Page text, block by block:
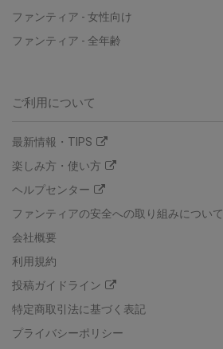
ファンティア - 女性向け
ファンティア - 全年齢
ご利用について
最新情報・TIPS
楽しみ方・使い方
ヘルプセンター
ファンティアの安全への取り組みについて
会社概要
利用規約
投稿ガイドライン
特定商取引法に基づく表記
プライバシーポリシー